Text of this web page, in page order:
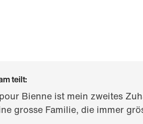
teilt:
Bienne ist mein zweites
grosse Familie, die immer